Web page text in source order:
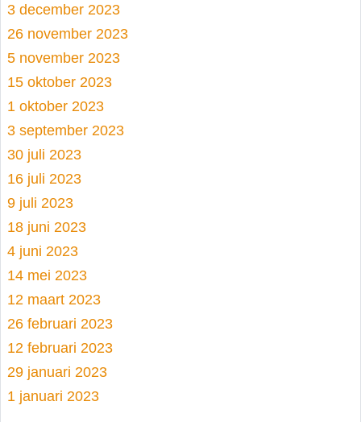
3 december 2023
26 november 2023
5 november 2023
15 oktober 2023
1 oktober 2023
3 september 2023
30 juli 2023
16 juli 2023
9 juli 2023
18 juni 2023
4 juni 2023
14 mei 2023
12 maart 2023
26 februari 2023
12 februari 2023
29 januari 2023
1 januari 2023